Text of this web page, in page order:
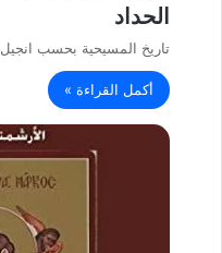
الحداد
تاريخ المسيحية بحسب
أكمل القراءة »